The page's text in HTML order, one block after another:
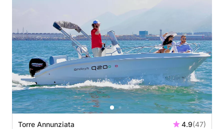
Torre Annunziata 4.9(47)